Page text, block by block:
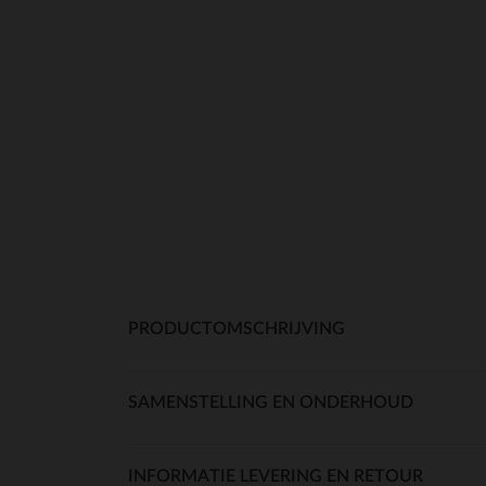
PRODUCTOMSCHRIJVING
SAMENSTELLING EN ONDERHOUD
INFORMATIE LEVERING EN RETOUR